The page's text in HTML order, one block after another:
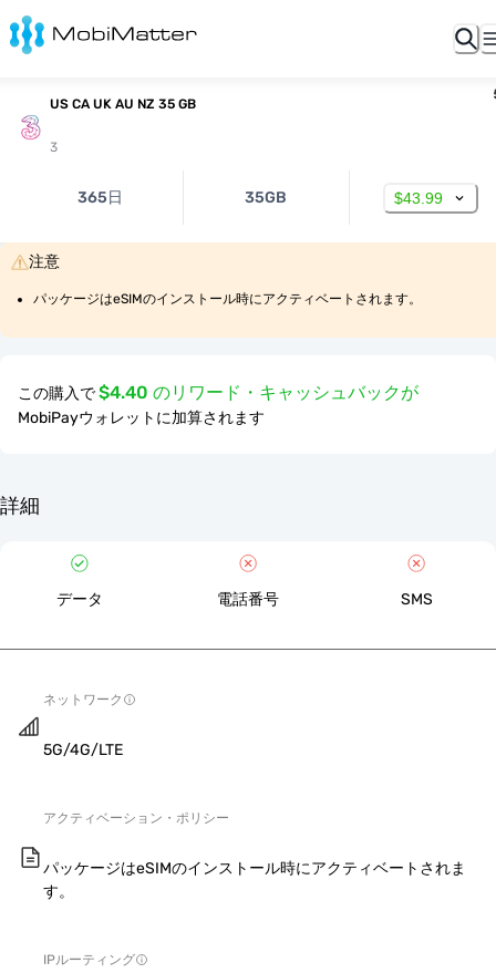
US CA UK AU NZ 35 GB
3
365日 35GB $43.99
注意
パッケージはeSIMのインストール時にアクティベートされます。
この購入で$4.40 のリワード・キャッシュバックが
MobiPayウォレットに加算されます
詳細
データ 電話番号 SMS
ネットワーク
5G/4G/LTE
アクティベーション・ポリシー
パッケージはeSIMのインストール時にアクティベートされま
す。
IPルーティング